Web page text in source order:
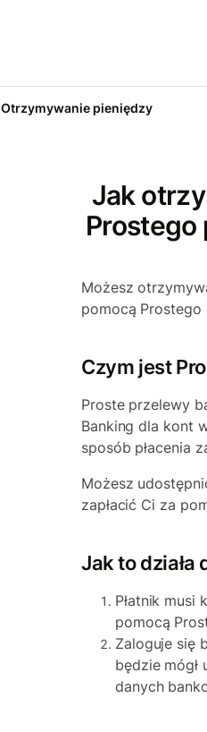
Otrzymywanie pieniędzy
Jak
Możesz
pomocą Prostego
Czym jest
Proste przelewy
Banking dla kont
sposób płacenia
Możesz
zapłacić Ci za
Jak to działa
Płatnik musi
pomocą
Zaloguje się
będzie mógł
danych